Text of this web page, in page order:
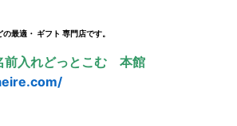
最適・ ギフト 専門店です。
前入れどっとこむ 本館